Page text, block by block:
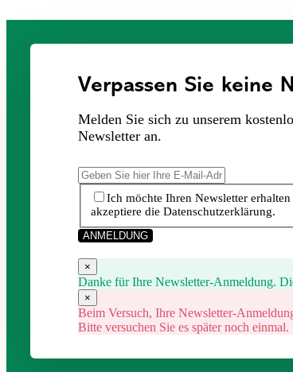
Verpassen Sie keine
Melden Sie sich zu unserem
Newsletter an.
Ich möchte Ihren Newsletter
akzeptiere die Datenschutzerklärung.
ANMELDUNG
×
Danke für Ihre Newsletter-Anmeldung.
×
Beim Versuch, Ihre Newsletter-
Bitte versuchen Sie es später noch einmal.